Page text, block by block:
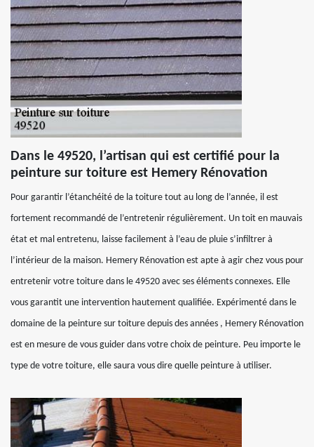
Dans le 49520, l’artisan qui est certifié pour la
peinture sur toiture est Hemery Rénovation
Pour garantir l’étanchéité de la toiture tout au long de l’année, il est
fortement recommandé de l’entretenir régulièrement. Un toit en mauvais
état et mal entretenu, laisse facilement à l’eau de pluie s’infiltrer à
l’intérieur de la maison. Hemery Rénovation est apte à agir chez vous pour
entretenir votre toiture dans le 49520 avec ses éléments connexes. Elle
vous garantit une intervention hautement qualifiée. Expérimenté dans le
domaine de la peinture sur toiture depuis des années , Hemery Rénovation
est en mesure de vous guider dans votre choix de peinture. Peu importe le
type de votre toiture, elle saura vous dire quelle peinture à utiliser.